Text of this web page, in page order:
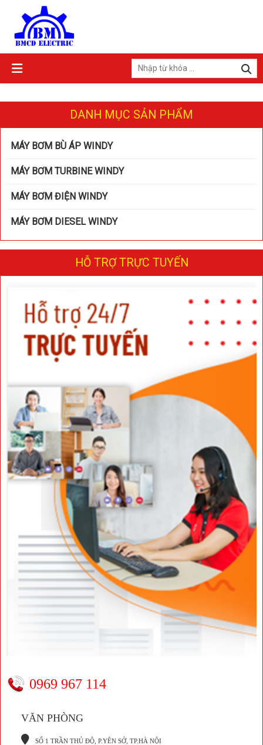
DANH MỤC SẢN PHẨM
MÁY BƠM BÙ ÁP WINDY
MÁY BƠM TURBINE WINDY
MÁY BƠM ĐIỆN WINDY
MÁY BƠM DIESEL WINDY
HỖ TRỢ TRỰC TUYẾN
0969 967 114
VĂN PHÒNG
SỐ 1 TRẦN THỦ ĐỘ, P.YÊN SỞ, TP.HÀ NỘI